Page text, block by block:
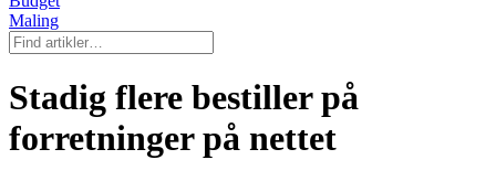
Maling
Stadig flere bestiller på
forretninger på nettet